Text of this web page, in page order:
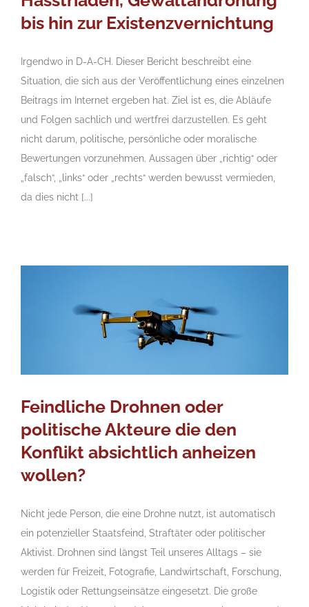
bis hin zur Existenzvernichtung
Irgendwo in D-A-CH. Dieser Bericht beschreibt eine
Situation, die sich aus der Veröffentlichung eines einzelnen
Beitrags im Internet ergeben hat. Ziel ist es, die Abläufe
und Folgen sachlich und wertfrei darzustellen. Es geht
nicht darum, politische, persönliche oder moralische
Bewertungen vorzunehmen. Aussagen über „richtig“ oder
„falsch“, „links“ oder „rechts“ werden bewusst vermieden,
da dies nicht [...]
Feindliche Drohnen oder
politische Akteure die den
Konflikt absichtlich anheizen
wollen?
Nicht jede Person, die eine Drohne nutzt, ist automatisch
ein potenzieller Staatsfeind, Straftäter oder politischer
Aktivist. Drohnen sind längst Teil unseres Alltags – sie
werden für Freizeit, Fotografie, Landwirtschaft, Forschung,
Logistik oder Rettungseinsätze eingesetzt. Die große